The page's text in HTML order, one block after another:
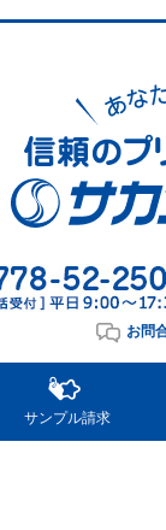
お問
サンプル請求